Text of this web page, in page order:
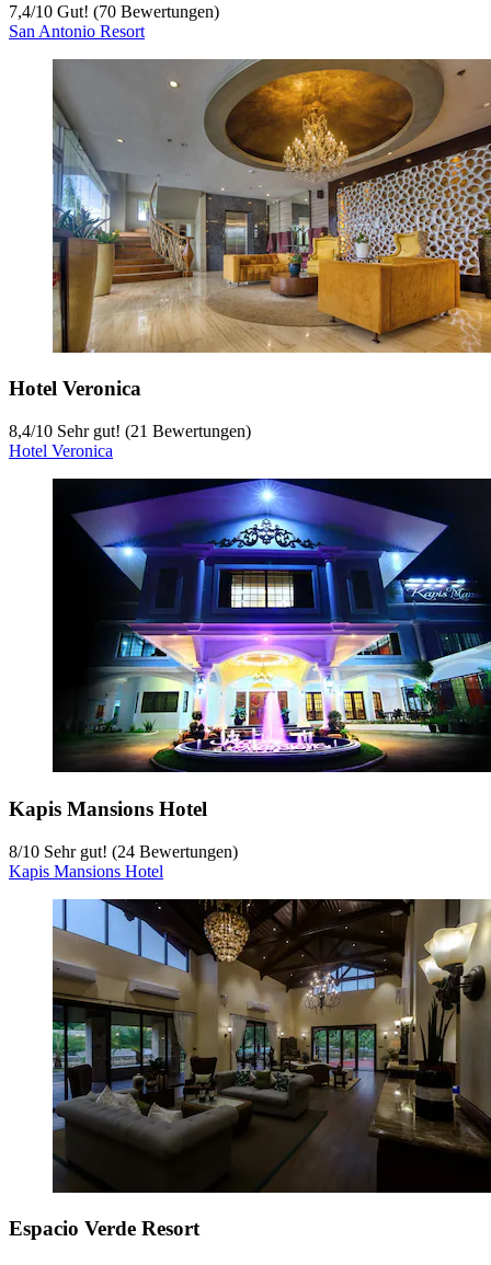
7,4/10 Gut! (70 Bewertungen)
San Antonio Resort
Hotel Veronica
8,4/10 Sehr gut! (21 Bewertungen)
Hotel Veronica
Kapis Mansions Hotel
8/10 Sehr gut! (24 Bewertungen)
Kapis Mansions Hotel
Espacio Verde Resort